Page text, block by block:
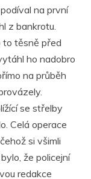
na první
z bankrotu.
to těsně před
ho nadobro
na průběh
se střelby
Celá operace
si všimli
že policejní
redakce